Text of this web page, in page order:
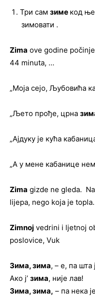
Три сам зиме код
зимовати .
Zima ove godine
44 minuta, …
„Моја сејо, Љубовића
„Љето прође, црна
„Ајдуку је кућа
„А у мене кабанице
Zima gizde ne gleda. Na
lijepa, nego koja je
Zimnoj vedrini i ljetnoj
poslovice, Vuk
Зима, зима, – е, па шта
Ако ј’ зима, није лав!
Зима, зима, – па нека